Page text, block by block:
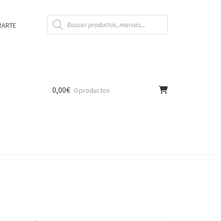
Búsqueda
de
productos
0,00€ 0 productos